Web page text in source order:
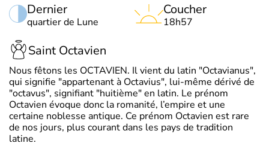
Dernier
quartier de Lune
Coucher
18h57
Saint Octavien
Nous fêtons les OCTAVIEN. Il vient du latin "Octavianus",
qui signifie "appartenant à Octavius", lui-même dérivé de
"octavus", signifiant "huitième" en latin. Le prénom
Octavien évoque donc la romanité, l’empire et une
certaine noblesse antique. Ce prénom Octavien est rare
de nos jours, plus courant dans les pays de tradition
latine.